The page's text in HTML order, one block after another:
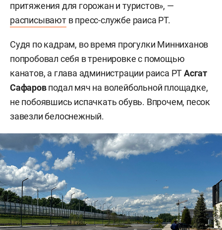
притяжения для горожан и туристов», —
расписываютв пресс-службе раиса РТ.
Судя по кадрам, во время прогулки Минниханов
попробовал себя в тренировке с помощью
канатов, а глава администрации раиса РТАсгат
Сафаровподал мяч на волейбольной площадке,
не побоявшись испачкать обувь. Впрочем, песок
завезли белоснежный.